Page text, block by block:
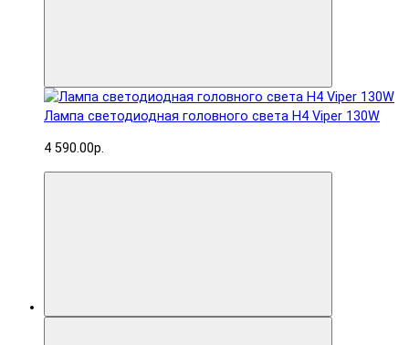
Лампа светодиодная головного света H4 Viper 130W
4 590.00р.